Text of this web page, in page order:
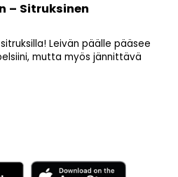
– Sitruksinen
Leivän päälle pääsee
mutta myös jännittävä